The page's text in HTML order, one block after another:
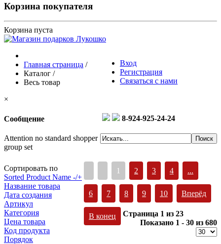
Корзина покупателя
Корзина пуста
Вход
Регистрация
Связаться с нами
8-924-925-24-24
Главная страница /
Каталог /
Весь товар
×
Сообщение
Attention no standard shopper
group set
Сортировать по
Sorted Product Name -/+
Название товара
Дата создания
Артикул
Категория
Цена товара
Код продукта
Порядок
1 2 3 4 ...
6 7 8 9 10 Вперёд
В конец
Страница 1 из 23
Показано 1 - 30 из 680